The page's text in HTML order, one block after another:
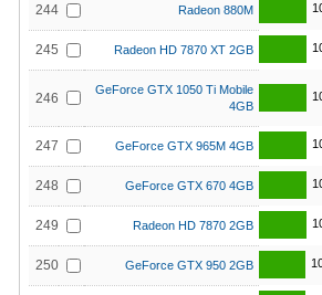
244 Radeon 880M
245 Radeon HD 7870 XT 2GB
246
GeForce GTX 1050 Ti Mobile
4GB
247 GeForce GTX 965M 4GB
248 GeForce GTX 670 4GB
249 Radeon HD 7870 2GB
250 GeForce GTX 950 2GB